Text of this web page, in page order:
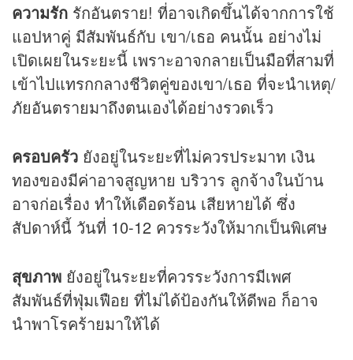
ความรัก รักอันตราย! ที่อาจเกิดขึ้นได้จากการใช้
แอปหาคู่ มีสัมพันธ์กับ เขา/เธอ คนนั้น อย่างไม่
เปิดเผยในระยะนี้ เพราะอาจกลายเป็นมือที่สามที่
เข้าไปแทรกกลางชีวิตคู่ของเขา/เธอ ที่จะนำเหตุ/
ภัยอันตรายมาถึงตนเองได้อย่างรวดเร็ว
ครอบครัว ยังอยู่ในระยะที่ไม่ควรประมาท เงิน
ทองของมีค่าอาจสูญหาย บริวาร ลูกจ้างในบ้าน
อาจก่อเรื่อง ทำให้เดือดร้อน เสียหายได้ ซึ่ง
สัปดาห์นี้ วันที่ 10-12 ควรระวังให้มากเป็นพิเศษ
สุขภาพ ยังอยู่ในระยะที่ควรระวังการมีเพศ
สัมพันธ์ที่ฟุ่มเฟือย ที่ไม่ได้ป้องกันให้ดีพอ ก็อาจ
นำพาโรคร้ายมาให้ได้